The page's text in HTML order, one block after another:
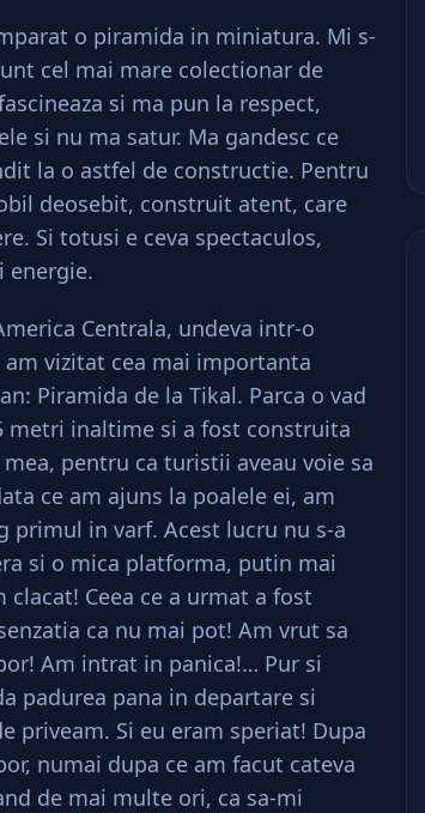
o piramida in miniatura. Mi s-
cel mai mare colectionar de
si ma pun la respect,
si nu ma satur. Ma gandesc ce
la o astfel de constructie. Pentru
deosebit, construit atent, care
Si totusi e ceva spectaculos,
energie.
Centrala, undeva intr-o
vizitat cea mai importanta
Piramida de la Tikal. Parca o vad
metri inaltime si a fost construita
pentru ca turistii aveau voie sa
ce am ajuns la poalele ei, am
primul in varf. Acest lucru nu s-a
si o mica platforma, putin mai
Ceea ce a urmat a fost
ca nu mai pot! Am vrut sa
Am intrat in panica!… Pur si
padurea pana in departare si
priveam. Si eu eram speriat! Dupa
numai dupa ce am facut cateva
de mai multe ori, ca sa-mi